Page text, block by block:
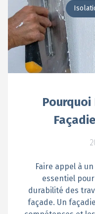
Pourquoi
Faire appel à
essentiel
durabilité des
façade. Un